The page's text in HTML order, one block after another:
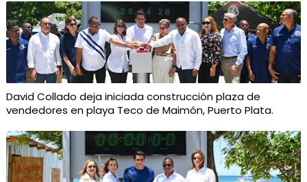
David Collado deja iniciada construcción plaza de
vendedores en playa Teco de Maimón, Puerto Plata.